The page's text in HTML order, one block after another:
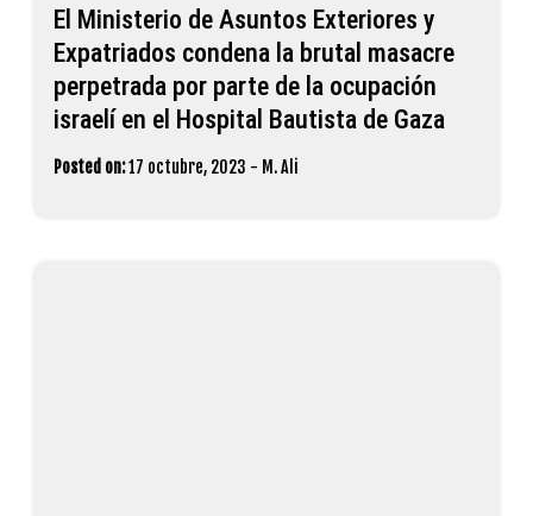
El Ministerio de Asuntos Exteriores y
Expatriados condena la brutal masacre
perpetrada por parte de la ocupación
israelí en el Hospital Bautista de Gaza
Posted on:17 octubre, 2023 - M. Ali